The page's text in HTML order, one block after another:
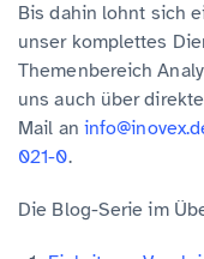
Bis dahin lohnt sich
unser komplettes
Themenbereich
uns auch über
Mail an
021-0.
Die Blog-Serie im